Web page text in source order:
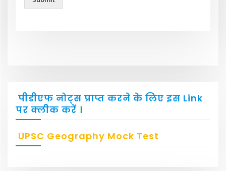
पीडीएफ नोट्स प्राप्त करने के लिए इस Link
पर क्लीक करें ।
UPSC Geography Mock Test